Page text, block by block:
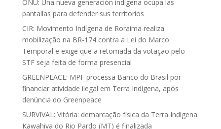
ONU: Una nueva generación indígena ocupa las
pantallas para defender sus territorios
CIR: Movimento Indígena de Roraima realiza
mobilização na BR-174 contra a Lei do Marco
Temporal e exige que a retomada da votação pelo
STF seja feita de forma presencial
GREENPEACE: MPF processa Banco do Brasil por
financiar atividade ilegal em Terra Indígena, após
denúncia do Greenpeace
SURVIVAL: Vitória: demarcação física da Terra Indígena
Kawahiva do Rio Pardo (MT) é finalizada